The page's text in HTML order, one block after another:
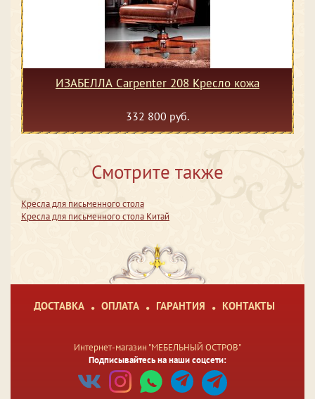
ИЗАБЕЛЛА Сarpenter 208 Кресло кожа
332 800 руб.
Смотрите также
Кресла для письменного стола
Кресла для письменного стола Китай
ДОСТАВКА ОПЛАТА ГАРАНТИЯ КОНТАКТЫ
Интернет-магазин "МЕБЕЛЬНЫЙ ОСТРОВ"
Подписывайтесь на наши соцсети: